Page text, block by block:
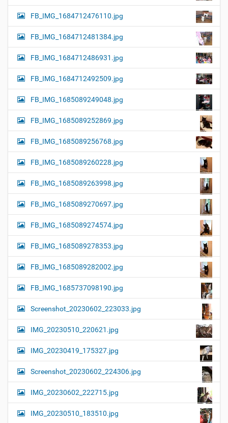
FB_IMG_1684712476110.jpg
FB_IMG_1684712481384.jpg
FB_IMG_1684712486931.jpg
FB_IMG_1684712492509.jpg
FB_IMG_1685089249048.jpg
FB_IMG_1685089252869.jpg
FB_IMG_1685089256768.jpg
FB_IMG_1685089260228.jpg
FB_IMG_1685089263998.jpg
FB_IMG_1685089270697.jpg
FB_IMG_1685089274574.jpg
FB_IMG_1685089278353.jpg
FB_IMG_1685089282002.jpg
FB_IMG_1685737098190.jpg
Screenshot_20230602_223033.jpg
IMG_20230510_220621.jpg
IMG_20230419_175327.jpg
Screenshot_20230602_224306.jpg
IMG_20230602_222715.jpg
IMG_20230510_183510.jpg